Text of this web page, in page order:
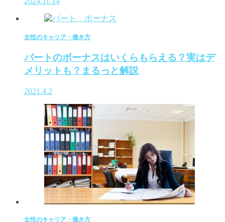
女性のキャリア・働き方
パートのボーナスはいくらもらえる？実はデ
メリットも？まるっと解説
2021.4.2
女性のキャリア・働き方